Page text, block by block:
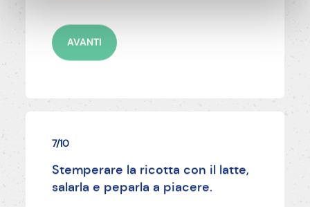
AVANTI
7/10
Stemperare la ricotta con il latte,
salarla e peparla a piacere.